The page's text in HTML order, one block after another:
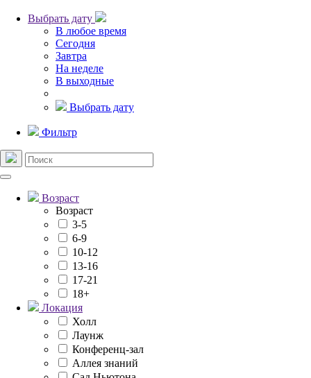
Выбрать дату
В любое время
Сегодня
Завтра
На неделе
В выходные
Выбрать дату
Фильтр
Возраст
Возраст
3-5
6-9
10-12
13-16
17-21
18+
Локация
Холл
Лаунж
Конференц-зал
Аллея знаний